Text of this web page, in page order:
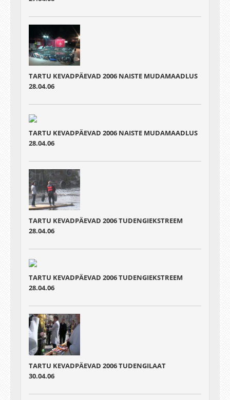
TARTU KEVADPÄEVAD 2006 NAISTE MUDAMAADLUS
28.04.06
TARTU KEVADPÄEVAD 2006 NAISTE MUDAMAADLUS
28.04.06
TARTU KEVADPÄEVAD 2006 TUDENGIEKSTREEM
28.04.06
TARTU KEVADPÄEVAD 2006 TUDENGIEKSTREEM
28.04.06
TARTU KEVADPÄEVAD 2006 TUDENGILAAT
30.04.06